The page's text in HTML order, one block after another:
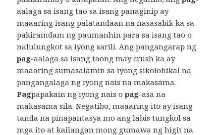
aalaga sa isang tao sa isang panaginip ay
maaaring isang palatandaan na nasasabik ka sa
pakiramdam ng paumanhin para sa isang tao o
nalulungkot sa iyong sarili. Ang pangangarap ng
pag-aalaga sa isang taong may crush ka ay
maaaring sumasalamin sa iyong sikolohikal na
pangangalaga ng iyong nais na makasama.
Pagpapakain ng iyong nais opag-asa na
makasama sila. Negatibo, maaaring ito ay isang
tanda na pinapantasya mo ang labis tungkol sa
mga ito at kailangan mong gumawa ng higit na